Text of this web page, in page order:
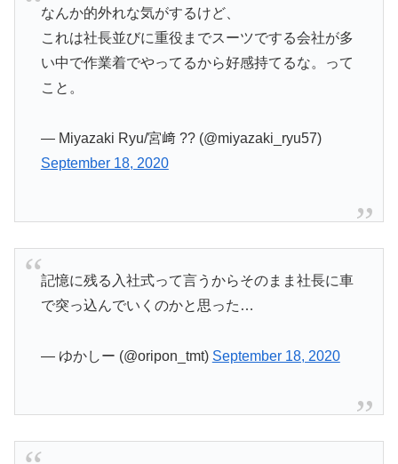
なんか的外れな気がするけど、
これは社長並びに重役までスーツでする会社が多
い中で作業着でやってるから好感持てるな。って
こと。
— Miyazaki Ryu/宮﨑 ?? (@miyazaki_ryu57)
September 18, 2020
記憶に残る入社式って言うからそのまま社長に車
で突っ込んでいくのかと思った…
— ゆかしー (@oripon_tmt) September 18, 2020